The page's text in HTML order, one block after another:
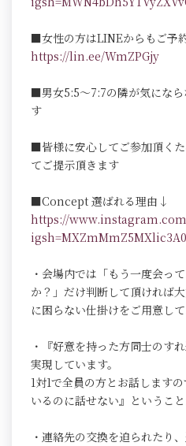
■女性の方はLINEからもご予
https://lin.ee/WmZPGjy
■男女5:5～7:7の隣が気にな
す
■皆様に安心してご参加頂く
てご提示頂きます
■Concept 選ばれる理由↓
https://
・会場内では「もう一度会っ
か？」だけ判断して頂ければ
に困らない仕掛けをご用意して
・『好意を持った方同士のす
実現しています。
1対1で全員の方とお話します
いるのに話せない』ということ
・連絡先の交換を迫られたり